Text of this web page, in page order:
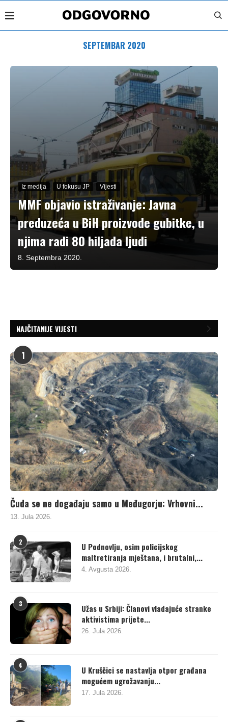
SEPTEMBAR 2020
Iz medija U fokusu JP Vijesti
MMF objavio istraživanje: Javna
preduzeća u BiH proizvode gubitke, u
njima radi 80 hiljada ljudi
8. Septembra 2020.
NAJČITANIJE VIJESTI
1
Čuda se ne događaju samo u Međugorju: Vrhovni...
13. Jula 2026.
2
U Podnovlju, osim policijskog
maltretiranja mještana, i brutalni,...
4. Avgusta 2026.
3
Užas u Srbiji: Članovi vladajuće stranke
aktivistima prijete...
26. Jula 2026.
4
U Kruščici se nastavlja otpor građana
mogućem ugrožavanju...
17. Jula 2026.